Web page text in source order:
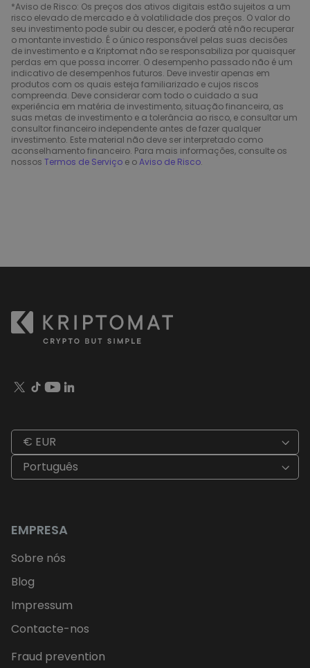
*Aviso de Risco: Os preços dos ativos digitais estão sujeitos a um
risco elevado de mercado e à volatilidade dos preços. O valor do
seu investimento pode subir ou descer, e poderá até não recuperar
o montante investido. É o único responsável pelas suas decisões
de investimento e a Kriptomat não se responsabiliza por quaisquer
perdas em que possa incorrer. O desempenho passado não é um
indicativo de desempenhos futuros. Deve investir apenas em
produtos com os quais esteja familiarizado e cujos riscos
compreenda. Deve considerar com todo o cuidado a sua
experiência em matéria de investimento, situação financeira, as
suas metas de investimento e a tolerância ao risco, e consultar um
consultor financeiro independente antes de fazer qualquer
investimento. Este material não deve ser interpretado como
aconselhamento financeiro. Para mais informações, consulte os
nossos Termos de Serviço e oAviso de Risco.
€ EUR
Português
EMPRESA
Sobre nós
Blog
Impressum
Contacte-nos
Fraud prevention